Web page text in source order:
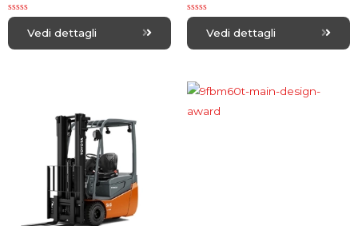
R
e
Vedi dettagli
R
e
u
t
f
5
Vedi dettagli